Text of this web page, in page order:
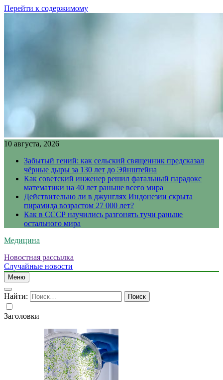
Перейти к содержимому
10 августа, 2026
Забытый гений: как сельский священник предсказал
чёрные дыры за 130 лет до Эйнштейна
Как советский инженер решил фатальный парадокс
математики на 40 лет раньше всего мира
Действительно ли в джунглях Индонезии скрыта
пирамида возрастом 27 000 лет?
Как в СССР научились разгонять тучи раньше
остального мира
Медицина
Новостная рассылка
Случайные новости
Меню
Найти:
Заголовки